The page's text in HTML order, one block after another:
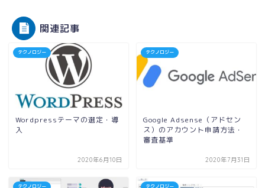
関連記事
テクノロジー
Wordpressテーマの選定・導
入
2020年6月10日
テクノロジー
Google Adsense（アドセン
ス）のアカウント申請方法・
審査基準
2020年7月31日
テクノロジー テクノロジー